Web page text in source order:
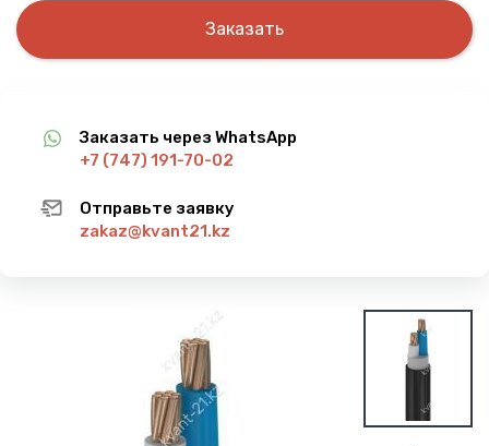
Заказать
Заказать через WhatsApp
+7 (747) 191-70-02
Отправьте заявку
zakaz@kvant21.kz